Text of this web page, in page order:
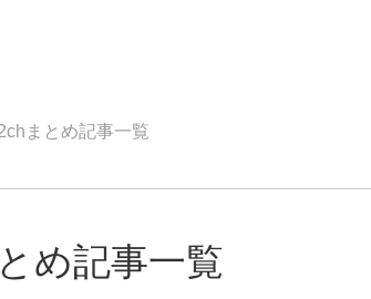
まとめ記事一覧
め記事一覧